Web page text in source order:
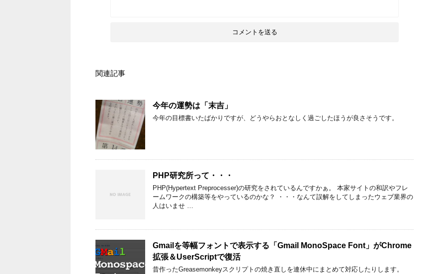
関連記事
今年の運勢は「末吉」
今年の目標書いたばかりですが、どうやらおとなしく過ごしたほうが良さそうです。
PHP研究所って・・・
PHP(Hypertext Preprocesser)の研究をされているんですかぁ。 本家サイトの和訳やフレ
ームワークの構築等をやっているのかな？ ・・・なんて誤解をしてしまったウェブ業界の
人はいませ …
Gmailを等幅フォントで表示する「Gmail MonoSpace Font」がChrome
拡張＆UserScriptで復活
昔作ったGreasemonkeyスクリプトの焼き直しを連休中にまとめて対応したりします。